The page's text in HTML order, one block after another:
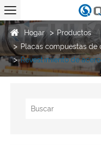
Hogar
Productos
Placas compuestas de
Revestimiento de